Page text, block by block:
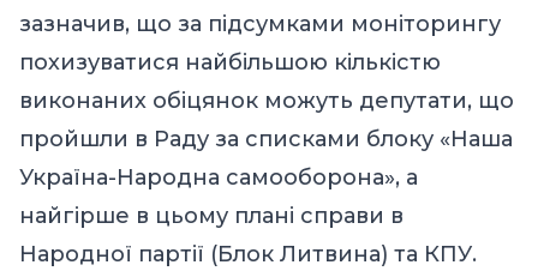
зазначив, що за підсумками моніторингу
похизуватися найбільшою кількістю
виконаних обіцянок можуть депутати, що
пройшли в Раду за списками блоку «Наша
Україна-Народна самооборона», а
найгірше в цьому плані справи в
Народної партії (Блок Литвина) та КПУ.